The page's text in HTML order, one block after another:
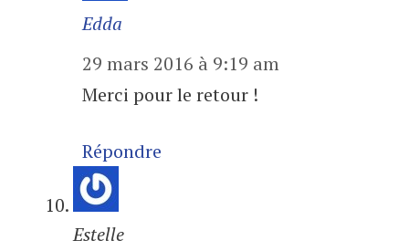
Edda
29 mars 2016 à 9:19 am
Merci pour le retour !
Répondre
Estelle